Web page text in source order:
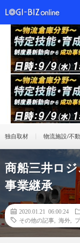
独自取材 物流施設/不
商船三井ロ
事業継承
2020.01.21 06:00:24
その他の記事
海外